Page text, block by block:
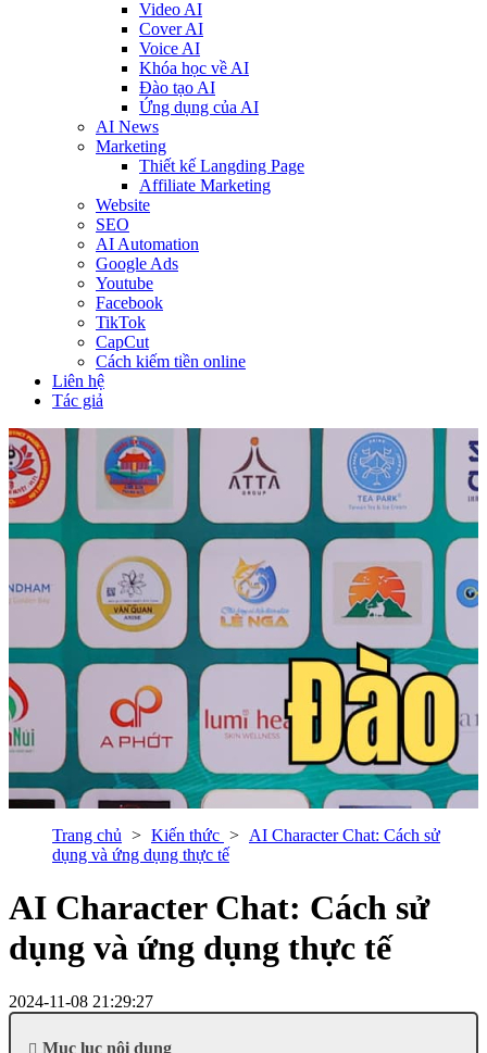
Video AI
Cover AI
Voice AI
Khóa học về AI
Đào tạo AI
Ứng dụng của AI
AI News
Marketing
Thiết kế Langding Page
Affiliate Marketing
Website
SEO
AI Automation
Google Ads
Youtube
Facebook
TikTok
CapCut
Cách kiếm tiền online
Liên hệ
Tác giả
Trang chủ Kiến thức
AI Character Chat: Cách sử
dụng và ứng dụng thực tế
AI Character Chat: Cách sử
dụng và ứng dụng thực tế
2024-11-08 21:29:27
Mục lục nội dung